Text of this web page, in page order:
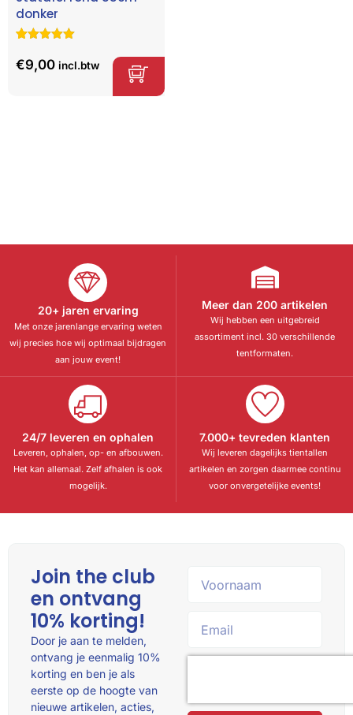
donker
5.00 op 5
gebaseerd
€9,00 incl.btw
20+ jaren ervaring
Met onze jarenlange ervaring weten
wij precies hoe wij optimaal bijdragen
aan jouw event!
Meer dan 200 artikelen
Wij hebben een uitgebreid
assortiment incl. 30 verschillende
tentformaten.
24/7 leveren en ophalen
Leveren, ophalen, op- en afbouwen.
Het kan allemaal. Zelf afhalen is ook
mogelijk.
7.000+ tevreden klanten
Wij leveren dagelijks tientallen
artikelen en zorgen daarmee continu
voor onvergetelijke events!
Join the club
en ontvang
10% korting!
Door je aan te melden,
ontvang je eenmalig 10%
korting en ben je als
eerste op de hoogte van
nieuwe artikelen, acties,